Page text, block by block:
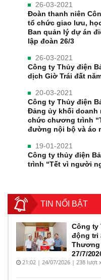
26-03-2021
Đoàn thanh niên
tổ chức giao lưu,
Ban quản lý dự án
lập đoàn 26/3
26-03-2021
Công ty Thủy điện
dịch Giờ Trái đất
20-03-2021
Công ty Thủy điện
Đảng ủy khối doanh
chức chương trình
đường nội bộ và áo
19-01-2021
Công ty thủy điện
trình “Tết vì người
TIN NỔI BẬT
Công ty
động tri
Thương
27/7/
21:02 | 24/07/2026 | 238 lượt